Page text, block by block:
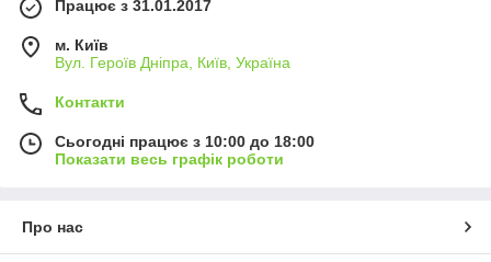
Працює з 31.01.2017
м. Київ
Вул. Героїв Дніпра, Київ, Україна
Контакти
Сьогодні працює з 10:00 до 18:00
Показати весь графік роботи
Про нас